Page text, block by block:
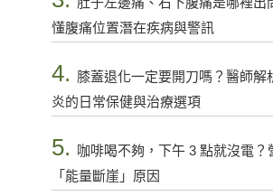
懂腹痛位置潛在疾病與警訊
4. 膝蓋退化一定要開刀嗎？醫師解
炎的日常保健與治療選項
5.
咖啡喝不夠，下午 3 點就沒電？
「能量斷崖」原因